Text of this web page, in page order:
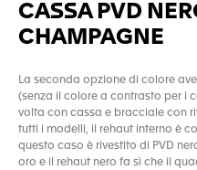
CASSA PVD
CHAMPAGNE
La seconda opzione di colore
(senza il colore a contrasto per i
volta con cassa e bracciale con
tutti i modelli, il rehaut interno è
questo caso è rivestito di PVD
oro e il rehaut nero fa sì che il